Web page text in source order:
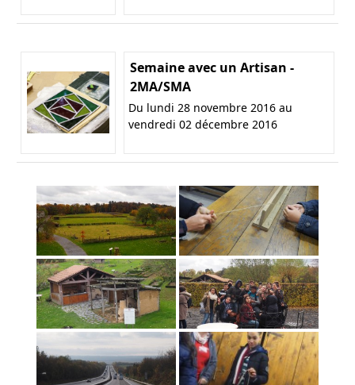
Semaine avec un Artisan -
2MA/SMA
Du lundi 28 novembre 2016 au
vendredi 02 décembre 2016